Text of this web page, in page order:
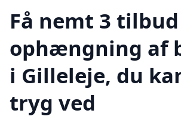
Få nemt 3
ophængning af
i Gilleleje, du
tryg ved